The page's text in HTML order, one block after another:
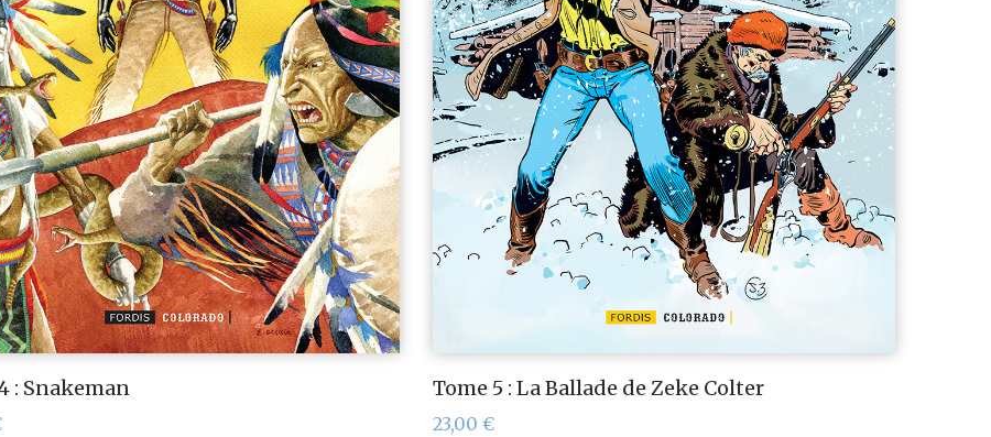
: Snakeman Tome 5 : La Ballade de Zeke Colter
23,00 €